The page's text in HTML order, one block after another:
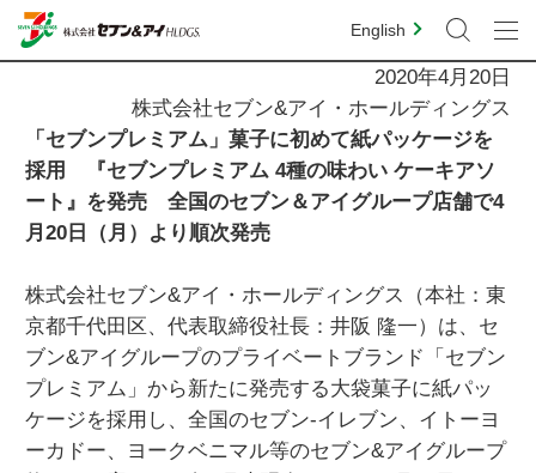
English
2020年4月20日
株式会社セブン&アイ・ホールディングス
「セブンプレミアム」菓子に初めて紙パッケージを
採用 『セブンプレミアム 4種の味わい ケーキアソ
ート』を発売 全国のセブン＆アイグループ店舗で4
月20日（月）より順次発売
株式会社セブン&アイ・ホールディングス（本社：東
京都千代田区、代表取締役社長：井阪 隆一）は、セ
ブン&アイグループのプライベートブランド「セブン
プレミアム」から新たに発売する大袋菓子に紙パッ
ケージを採用し、全国のセブン‐イレブン、イトーヨ
ーカドー、ヨークベニマル等のセブン&アイグループ